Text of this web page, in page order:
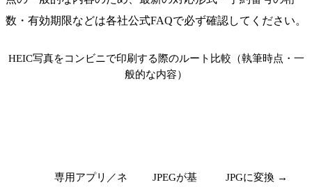
数・有効期限などは各社公式FAQで必ず確認してください。
HEIC写真をコンビニで印刷する際のルート比較（執筆時点・一
般的な内容）
専用アプリ／ネ
JPEGが基
JPGに変換 →